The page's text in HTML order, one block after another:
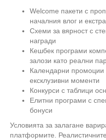
Welcome пакети с
началния влог и
Схеми за вярност с
награди
Кешбек програми
залози като реални
Календарни промоции
ексклузивни моменти
Конкурси с таблици
Елитни програми с
бонуси
Условията за залагане
платформите.